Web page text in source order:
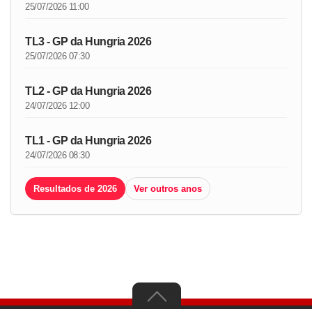
25/07/2026 11:00
TL3 - GP da Hungria 2026
25/07/2026 07:30
TL2 - GP da Hungria 2026
24/07/2026 12:00
TL1 - GP da Hungria 2026
24/07/2026 08:30
Resultados de 2026 Ver outros anos